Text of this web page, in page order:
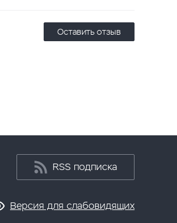
Оставить отзыв
RSS подписка
Версия для слабовидящих